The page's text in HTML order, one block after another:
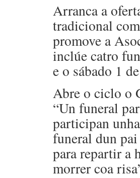
Arranca a
tradicional
promove a
inclúe catro
e o sábado 1
Abre o ciclo o
“Un funeral
participan
funeral dun
para repartir a
morrer coa